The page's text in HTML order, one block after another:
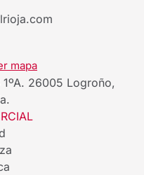
mapa
26005 Logroño,